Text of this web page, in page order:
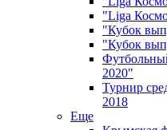
"Liga
"Кубок
"Кубок
2020"
Турнир
2018
Еще